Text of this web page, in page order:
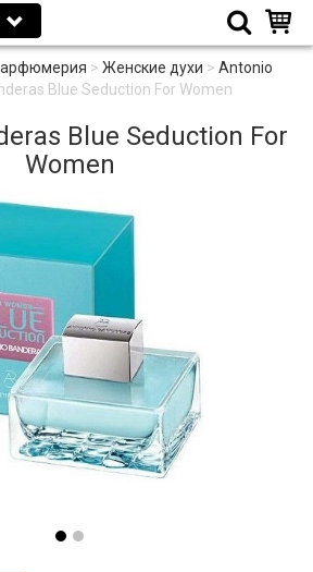
> Женские духи > Antonio
Blue Seduction For Women
Blue Seduction For
Women